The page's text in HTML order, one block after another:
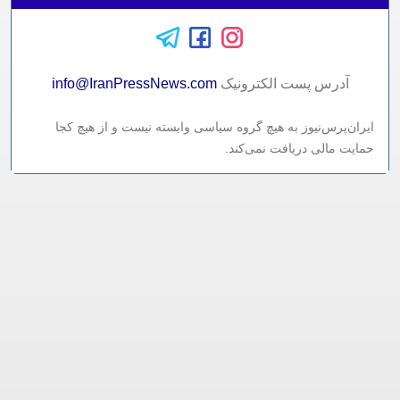
آدرس پست الکترونيکinfo@IranPressNews.com
ایران‌پرس‌نیوز به هیچ گروه سیاسی وابسته نیست و از هیچ کجا
حمایت مالی دریافت نمی‌کند.